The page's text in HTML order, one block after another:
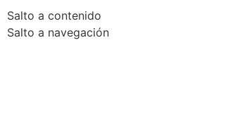
Salto a contenido
Salto a navegación